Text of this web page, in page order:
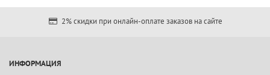
2% скидки при онлайн-оплате заказов на сайте
ИНФОРМАЦИЯ